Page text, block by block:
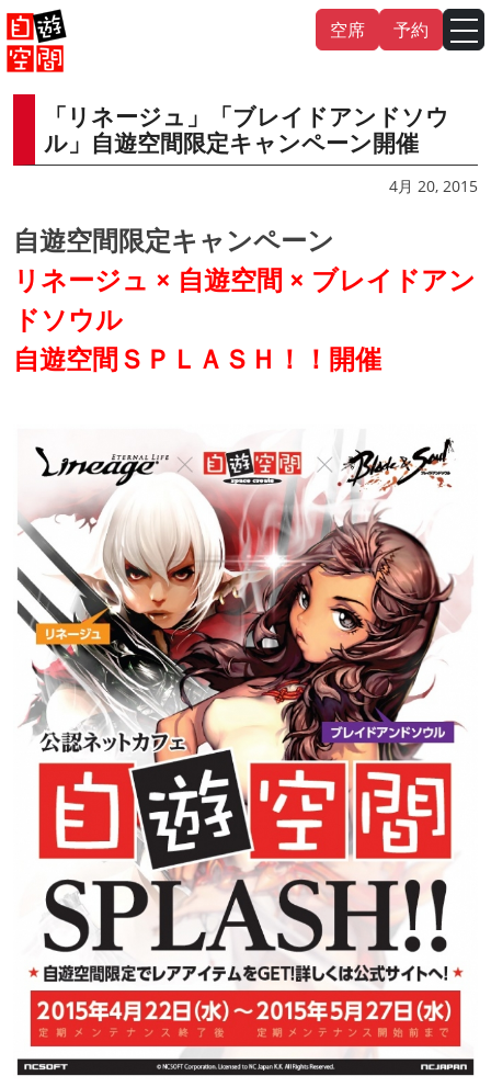
Skip
to
content
空席 予約
「リネージュ」「ブレイドアンドソウ
ル」自遊空間限定キャンペーン開催
4月 20, 2015
自遊空間限定キャンペーン
リネージュ × 自遊空間 × ブレイドアン
ドソウル
自遊空間ＳＰＬＡＳＨ！！開催
English 中文（繁體） 中文（简体 ）
日本語